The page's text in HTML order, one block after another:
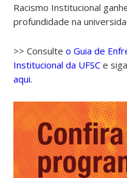
Racismo Institucional
profundidade na
>> Consulteo Guia de
Institucional da UFSC e
aqui.